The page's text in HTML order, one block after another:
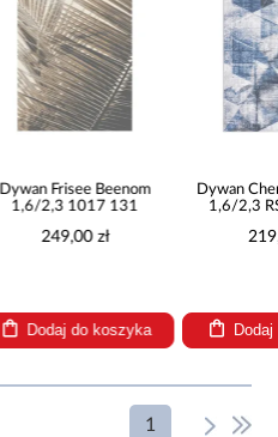
Dywan Frisee Beenom
1,6/2,3 1017 131
249,00 zł
Dodaj do koszyka
Dywan
1,6/2,3
1